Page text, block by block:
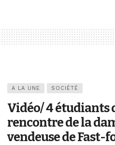
A LA UNE SOCIÉTÉ
Vidéo/ 4 étudiants
rencontre de la
vendeuse de Fast-